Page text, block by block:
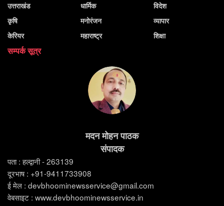
उत्तराखंड
कृषि
केरियर
धार्मिक
मनोरंजन
महाराष्ट्र
विदेश
व्यापार
शिक्षा
सम्पर्क सूत्र
मदन मोहन पाठक
संपादक
पता : हल्द्वानी - 263139
दूरभाष : +91-9411733908
ई मेल : devbhoominewsservice@gmail.com
वेबसाइट : www.devbhoominewsservice.in